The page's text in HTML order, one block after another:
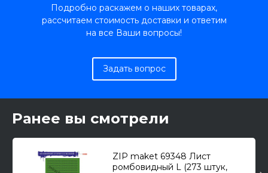
Подробно раскажем о наших товарах,
рассчитаем стоимость доставки и ответим
на все Ваши вопросы!
Задать вопрос
Ранее вы смотрели
ZIP maket 69348 Лист
ромбовидный L (273 штук,